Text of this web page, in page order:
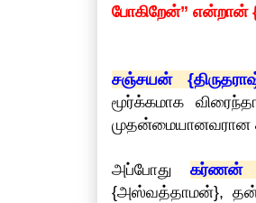
போகிறேன்”
சஞ்சயன்
மூர்க்கமாக
முதன்மையானவரான
அப்போதுகர்ணன்
{அஸ்வத்தாமன்},